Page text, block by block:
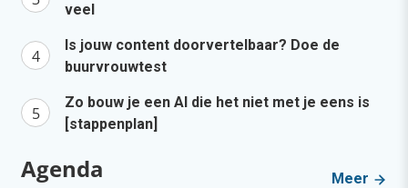
veel
Is jouw content doorvertelbaar? Doe de
buurvrouwtest
Zo bouw je een AI die het niet met je eens is
[stappenplan]
Agenda Meer